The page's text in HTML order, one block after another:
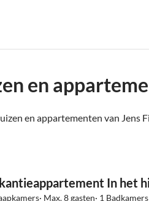
en
en appartementen van Jens
In het
Max. 8 gasten· 1 Badkamers